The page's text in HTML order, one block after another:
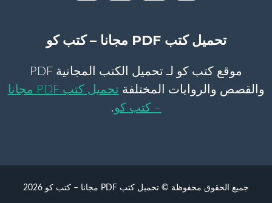
تحميل كتب PDF مجانا – كتب كو
موقع كتب كو لـ تحميل الكتب المجانية PDF
والقصص والروايات المختلفة
تحميل كتب PDF مجانا
– كتب كو.
جميع الحقوق محفوظة © تحميل كتب PDF مجانا – كتب كو 2026